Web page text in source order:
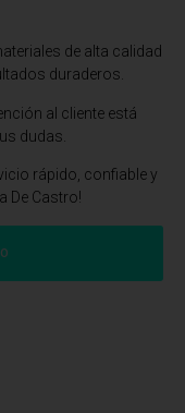
de alta calidad
duraderos.
al cliente está
dudas.
rápido, confiable y
De Castro!